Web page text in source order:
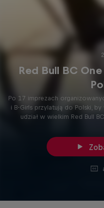
Red Bull BC
Po 17 imprezach
i B-Girls przylatują do Polski,
udział w wielkim Red Bull